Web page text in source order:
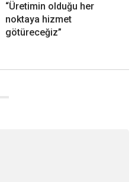
“Üretimin olduğu her
noktaya hizmet
götüreceğiz”